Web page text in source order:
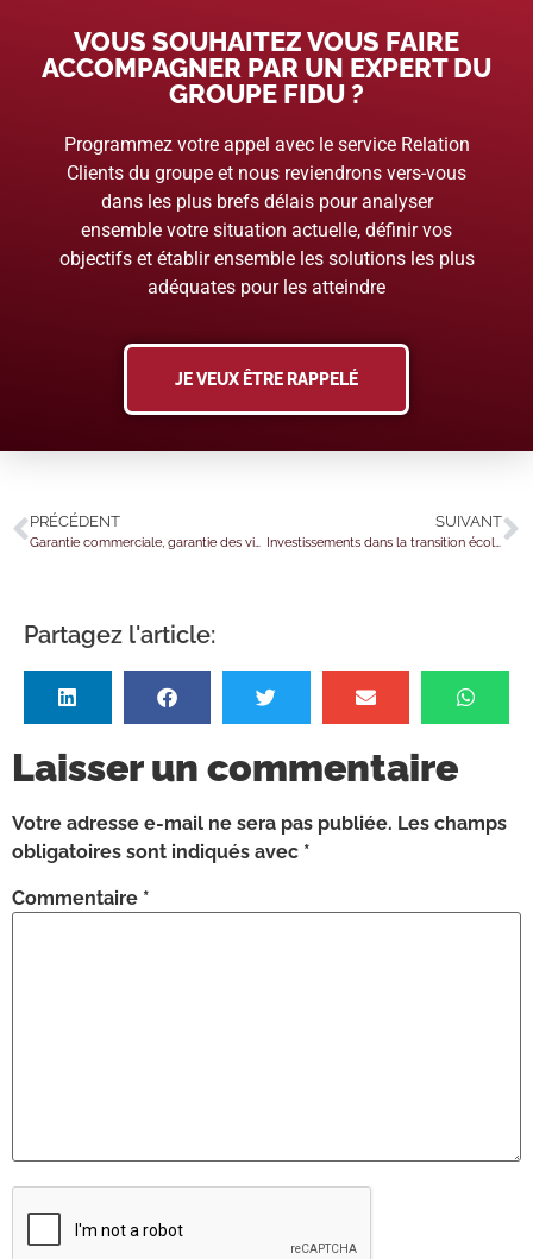
VOUS SOUHAITEZ VOUS FAIRE
ACCOMPAGNER PAR UN EXPERT DU
GROUPE FIDU ?
Programmez votre appel avec le service Relation
Clients du groupe et nous reviendrons vers-vous
dans les plus brefs délais pour analyser
ensemble votre situation actuelle, définir vos
objectifs et établir ensemble les solutions les plus
adéquates pour les atteindre
JE VEUX ÊTRE RAPPELÉ
PRÉCÉDENT SUIVANT
Partagez l'article:
Laisser un commentaire
Votre adresse e-mail ne sera pas publiée. Les champs
obligatoires sont indiqués avec *
Commentaire *